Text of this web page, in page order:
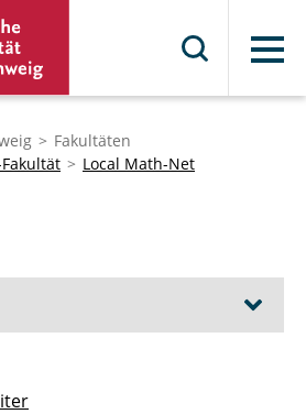
Menü
Fakultäten
Local Math-Net